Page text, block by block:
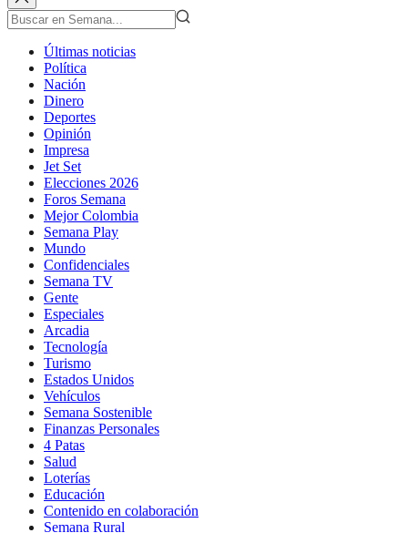
Últimas noticias
Política
Nación
Dinero
Deportes
Opinión
Impresa
Jet Set
Elecciones 2026
Foros Semana
Mejor Colombia
Semana Play
Mundo
Confidenciales
Semana TV
Gente
Especiales
Arcadia
Tecnología
Turismo
Estados Unidos
Vehículos
Semana Sostenible
Finanzas Personales
4 Patas
Salud
Loterías
Educación
Contenido en colaboración
Semana Rural